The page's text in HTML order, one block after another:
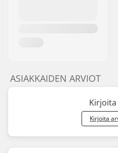
ASIAKKAIDEN ARVIOT
Kirjoita